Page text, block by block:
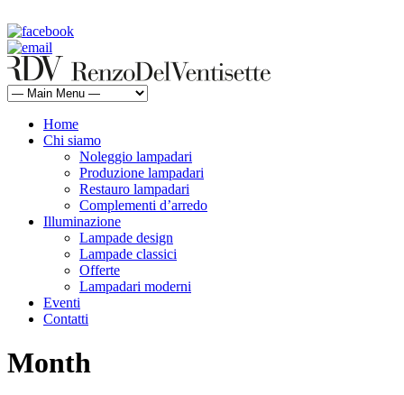
Home
Chi siamo
Noleggio lampadari
Produzione lampadari
Restauro lampadari
Complementi d’arredo
Illuminazione
Lampade design
Lampade classici
Offerte
Lampadari moderni
Eventi
Contatti
Month